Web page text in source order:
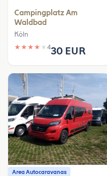
Campingplatz Am
Waldbad
Köln
★ ★ ★ ★ ★ 430 EUR
Area Autocaravanas